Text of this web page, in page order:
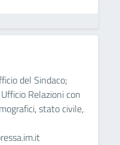
del Sindaco;
Relazioni con
stato civile,